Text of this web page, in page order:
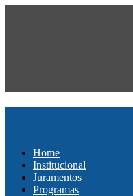
Home
Institucional
Juramentos
Programas